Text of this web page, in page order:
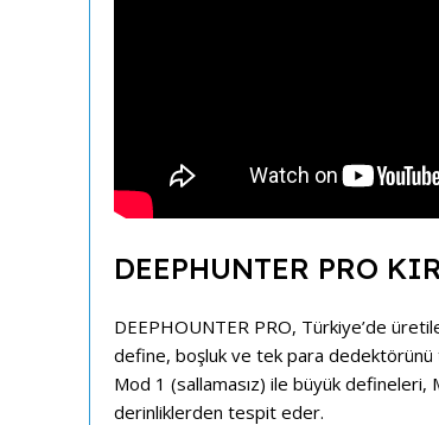
DEEPHUNTER PRO
DEEPHOUNTER PRO, Türkiye’de
define, boşluk ve tek para
Mod 1 (sallamasız) ile büyük defineleri,
derinliklerden tespit eder.